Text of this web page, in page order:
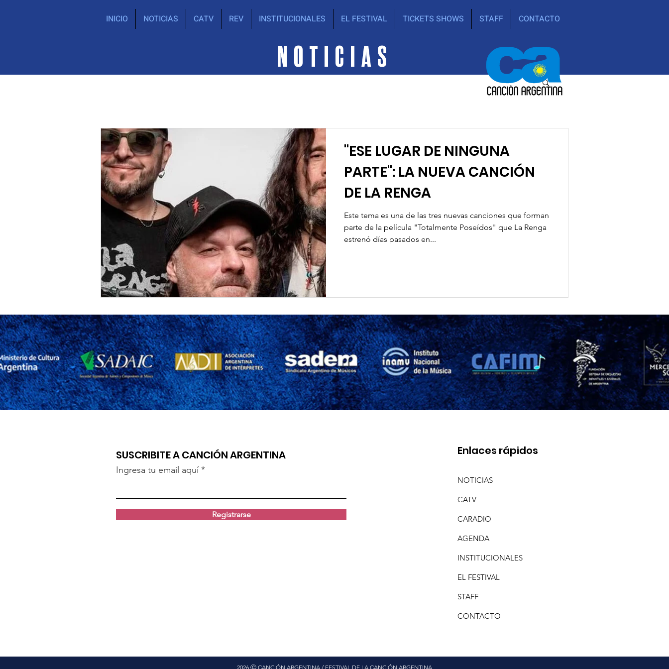
INICIO NOTICIAS CATV REV INSTITUCIONALES EL FESTIVAL TICKETS SHOWS STAFF CONTACTO
NOTICIAS
"ESE LUGAR DE NINGUNA
PARTE": LA NUEVA CANCIÓN
DE LA RENGA
Este tema es una de las tres nuevas canciones que forman
parte de la película "Totalmente Poseídos" que La Renga
estrenó días pasados en...
SUSCRIBITE A CANCIÓN ARGENTINA
Ingresa tu email aquí
Registrarse
Enlaces rápidos
NOTICIAS
CATV
CARADIO
AGENDA
INSTITUCIONALES
EL FESTIVAL
STAFF
CONTACTO
2026 Ⓒ CANCIÓN ARGENTINA / FESTIVAL DE LA CANCIÓN ARGENTINA